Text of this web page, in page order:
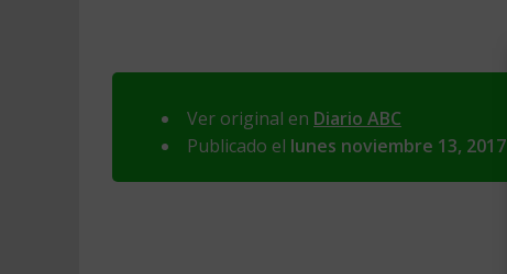
Ver original en Diario ABC
Publicado el lunes noviembre 13, 2017